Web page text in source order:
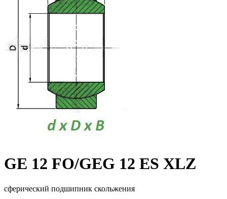
GE 12 FO/GEG 12 ES XLZ
сферический подшипник скольжения